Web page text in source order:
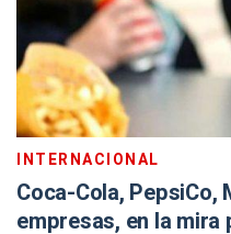
INTERNACIONAL
Coca-Cola, PepsiCo,
empresas, en la mira